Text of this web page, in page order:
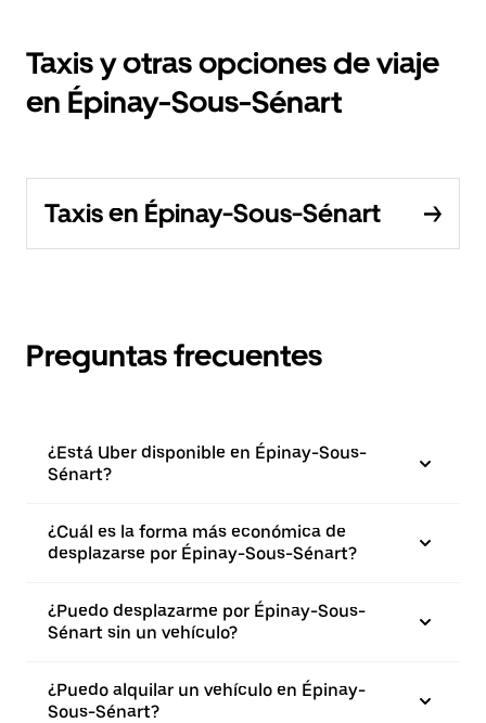
Taxis y otras opciones de viaje
en Épinay-Sous-Sénart
Taxis en Épinay-Sous-Sénart
Preguntas frecuentes
¿Está Uber disponible en Épinay-Sous-
Sénart?
¿Cuál es la forma más económica de
desplazarse por Épinay-Sous-Sénart?
¿Puedo desplazarme por Épinay-Sous-
Sénart sin un vehículo?
¿Puedo alquilar un vehículo en Épinay-
Sous-Sénart?